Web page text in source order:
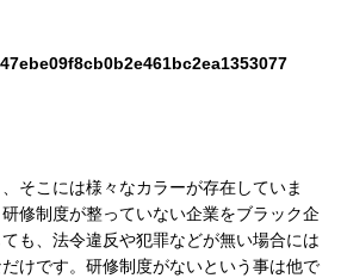
そこには様々なカラーが存在していま
修制度が整っていない企業をブラック企
も、法令違反や犯罪などが無い場合には
だけです。研修制度がないという事は他で